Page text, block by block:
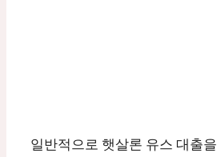
일반적으로 햇살론 유스 대출을